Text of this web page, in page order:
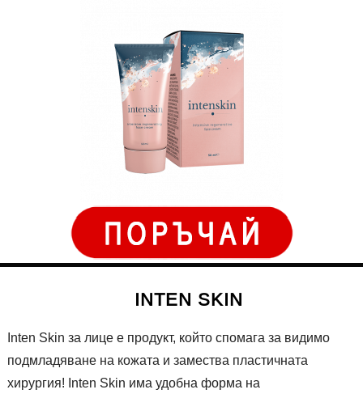
INTEN SKIN
Inten Skin за лице е продукт, който спомага за видимо
подмладяване на кожата и замества пластичната
хирургия! Inten Skin има удобна форма на